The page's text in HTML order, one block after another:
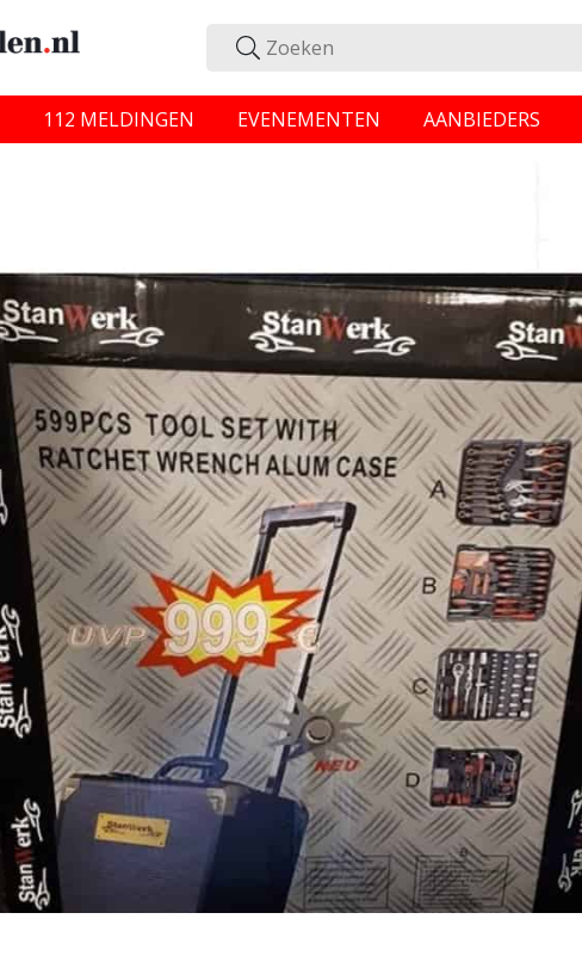
112 MELDINGEN EVENEMENTEN AANBIEDERS